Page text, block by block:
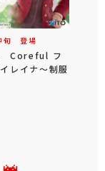
旬 登場
Coreful フ
レイナ～制服